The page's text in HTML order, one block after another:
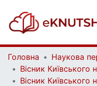
Головна